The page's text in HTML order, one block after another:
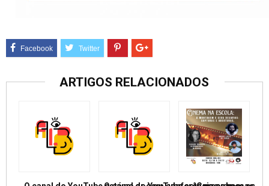
ARTIGOS RELACIONADOS